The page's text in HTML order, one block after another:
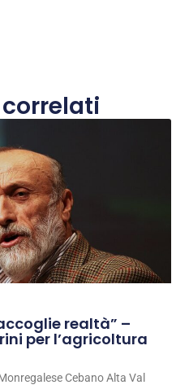
realtà” –
per l’agricoltura
Cebano Alta Val